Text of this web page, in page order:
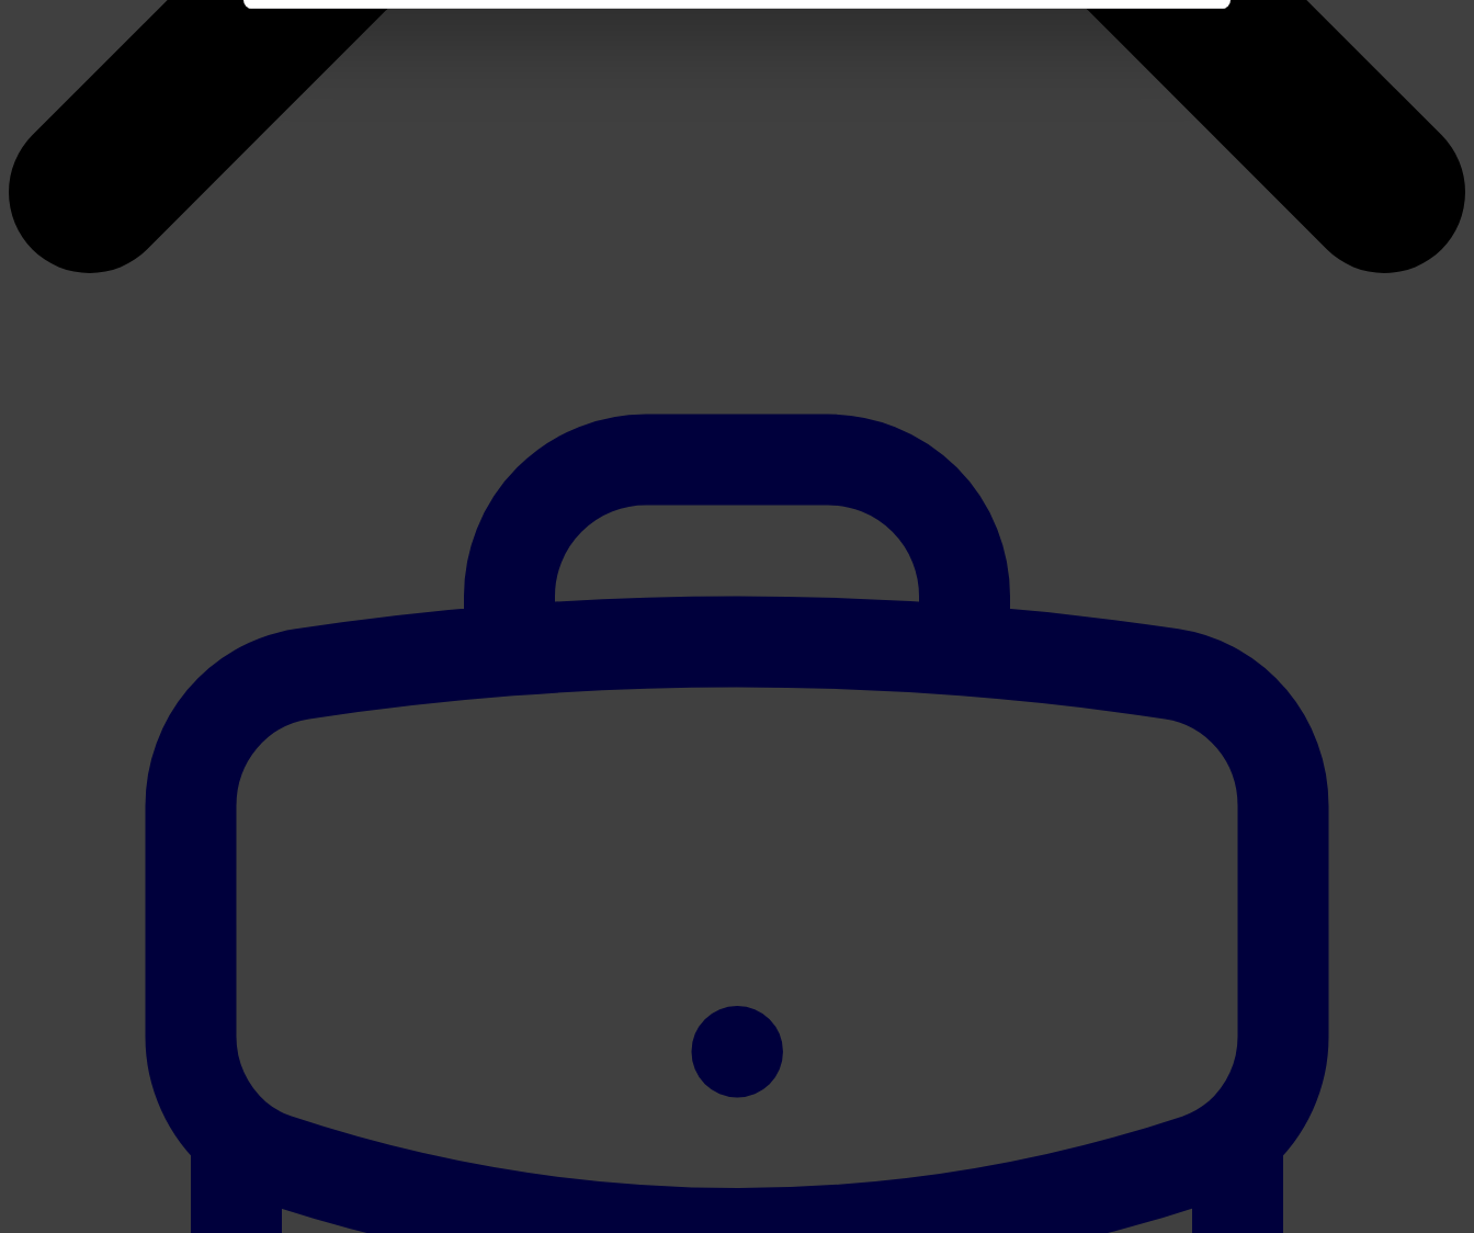
Dit bericht verdwijnt zodra u een keuze maakt. Via de knop 'Details tonen' en de pagina '
' vindt u meer
informatie. Op deze pagina kunt u ook uw keuze aanpassen.